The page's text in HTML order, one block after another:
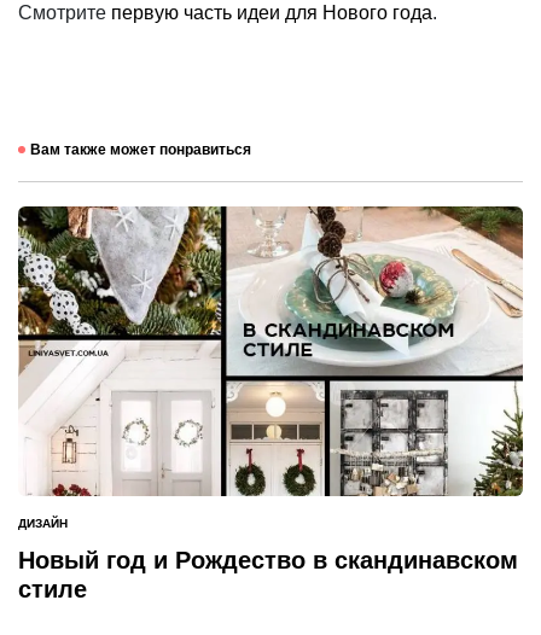
Смотрите первую часть идеи для Нового года.
Вам также может понравиться
ОПУБЛИКОВАНО
В
ДИЗАЙН
Новый год и Рождество в скандинавском
стиле